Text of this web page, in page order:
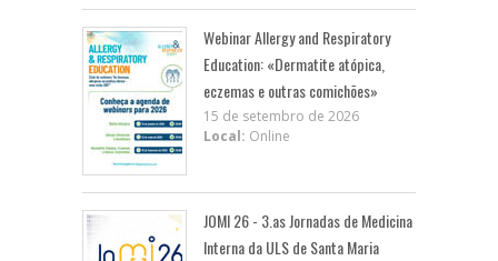
Webinar Allergy and Respiratory
Education: «Dermatite atópica,
eczemas e outras comichões»
15 de setembro de 2026
Local: Online
JOMI 26 - 3.as Jornadas de Medicina
Interna da ULS de Santa Maria